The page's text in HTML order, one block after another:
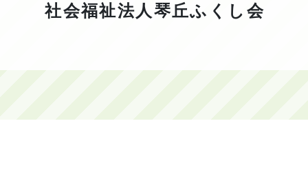
社会福祉法人琴丘ふくし会